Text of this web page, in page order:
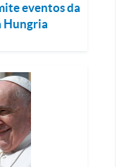
eventos da
Hungria